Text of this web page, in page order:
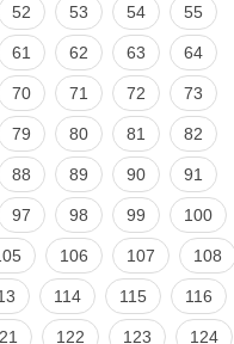
52 53 54 55
61 62 63 64
70 71 72 73
79 80 81 82
88 89 90 91
97 98 99 100
106 107 108
114 115 116
122 123 124